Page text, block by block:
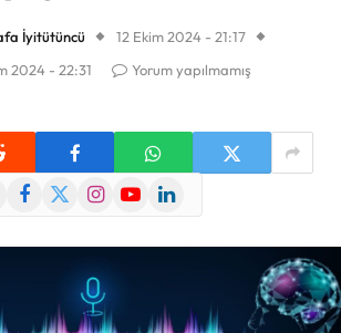
İyitütüncü
12 Ekim 2024 - 21:17
2024 - 22:31
Yorum yapılmamış
Facebook
X
InstagramYouTubeLinkedIn